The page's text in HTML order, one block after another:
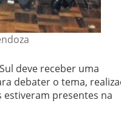
deve receber uma
debater o tema,
presentes na